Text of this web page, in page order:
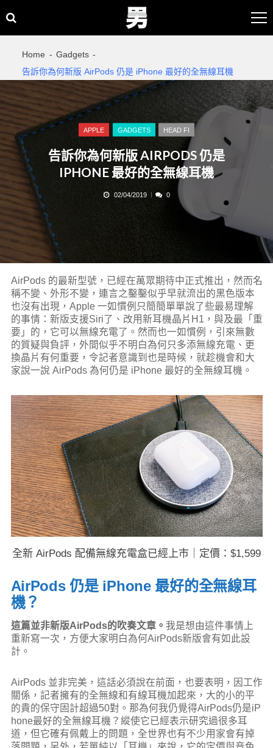
to
to
Home
Gadgets
告訴你為何新版 AirPods 仍是 iPhone 最好的全無線耳機
APPLE GADGETS HEAD FI
告訴你為何新版 AIRPODS 仍是
IPHONE 最好的全無線耳機
02/04/2019 0
AirPods 的最新型號，已經在萬眾期待中正式推出，然而名
稱不變、外形不變，連言之鑿鑿似乎早就流出的黑色版本
也沒有出現，Apple 一如慣例只簡簡單單說了些最易理解
的事情：新版支援Siri了、改用新耳機晶片H1，與及最「重
要」的，它可以無線充電了。然而也一如慣例，引來無數
的質疑與負評，外間似乎不明白為何只多添無線充電、更
換晶片有何重要，令記者意識到也是時候，就趁機會和大
家說一說 AirPods 為何仍是 iPhone 最好的全無線耳機。
全新 AirPods 配備無線充電盒已經上市｜定價：$1,599
AirPods 仍是 iPhone 最好的全無線耳
機？
這篇並非新版AirPods的吹奏文章。 我是想由這件事情上
重新寫一次，方便大家明白為何AirPods新版會有如此設
計。
AirPods 並非完美，這話必須說在前面，也要表明，因工作
關係，記者擁有的全無線和有線耳機加起來，大的小的平
的貴的保守固計超過50對。那為何我仍覺得AirPods仍是iP
hone最好的全無線耳機？縱使它已經表示研究過很多耳
道，但它確有佩戴上的問題，全世界也有不少用家會有掉